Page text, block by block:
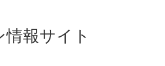
報サイト